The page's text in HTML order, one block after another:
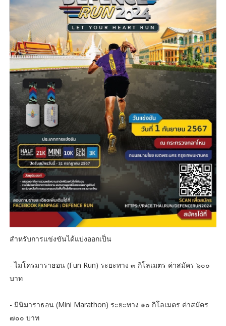
สำหรับการแข่งขันได้แบ่งออกเป็น
- ไมโครมาราธอน (Fun Run) ระยะทาง ๓ กิโลเมตร ค่าสมัคร ๖๐๐
บาท
- มินิมาราธอน (Mini Marathon) ระยะทาง ๑๐ กิโลเมตร ค่าสมัคร
๗๐๐ บาท